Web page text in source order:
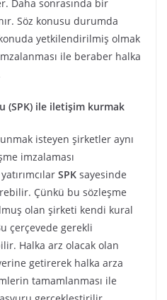
Daha sonrasında bir
Söz konusu durumda
yetkilendirilmiş olmak
ile beraber halka
(SPK) ile iletişim kurmak
isteyen şirketler aynı
imzalaması
SPK sayesinde
Çünkü bu sözleşme
olan şirketi kendi kural
çerçevede gerekli
Halka arz olacak olan
getirerek halka arza
tamamlanması ile